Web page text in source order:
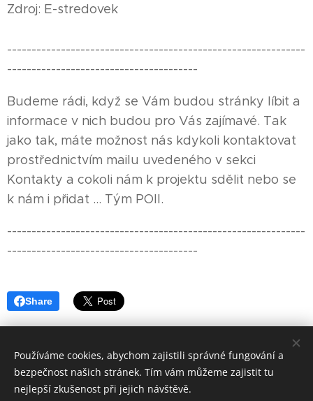
Zdroj: E-stredovek
-------------------------------------------------------------
---------------------------------------
Budeme rádi, když se Vám budou stránky líbit a
informace v nich budou pro Vás zajímavé. Tak
jako tak, máte možnost nás kdykoli kontaktovat
prostřednictvím mailu uvedeného v sekci
Kontakty a cokoli nám k projektu sdělit nebo se
k nám i přidat ... Tým POII.
-------------------------------------------------------------
---------------------------------------
Share
Celý projekt je chráněn zápisem na a také na
Používáme cookies, abychom zajistili správné fungování a
bezpečnost našich stránek. Tím vám můžeme zajistit tu
nejlepší zkušenost při jejich návštěvě.